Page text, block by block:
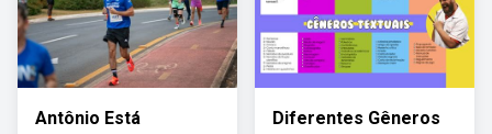
Antônio Está Diferentes Gêneros